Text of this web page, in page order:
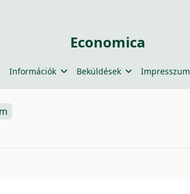
Economica
Információk Beküldések Impresszum